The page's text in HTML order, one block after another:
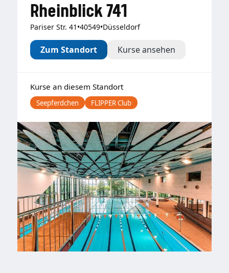
Rheinblick 741
Pariser Str. 41 •40549•Düsseldorf
Zum Standort Kurse ansehen
Kurse an diesem Standort
Seepferdchen FLIPPER Club